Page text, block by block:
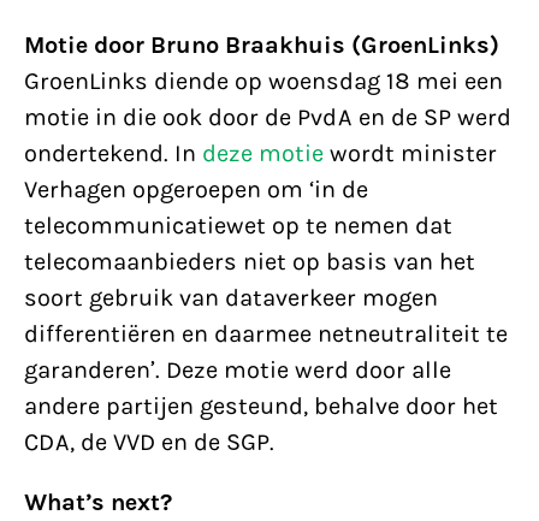
Motie door Bruno Braakhuis (GroenLinks)
GroenLinks diende op woensdag 18 mei een
motie in die ook door de PvdA en de SP werd
ondertekend. In deze motie wordt minister
Verhagen opgeroepen om ‘in de
telecommunicatiewet op te nemen dat
telecomaanbieders niet op basis van het
soort gebruik van dataverkeer mogen
differentiëren en daarmee netneutraliteit te
garanderen’. Deze motie werd door alle
andere partijen gesteund, behalve door het
CDA, de VVD en de SGP.
What’s next?